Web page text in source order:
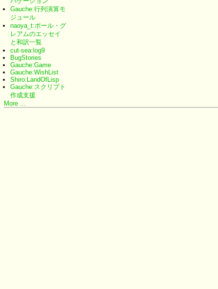
Gauche:行列演算モ
ジュール
naoya_t:ポール・グ
レアムのエッセイ
と和訳一覧
cut-sea:log9
BugStories
Gauche:Game
Gauche:WishList
Shiro:LandOfLisp
Gauche:スクリプト
作成支援
More ...